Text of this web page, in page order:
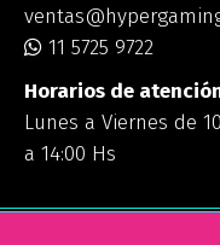
11 5725 9722
Horarios de
Lunes a Viernes de
a 14:00 Hs